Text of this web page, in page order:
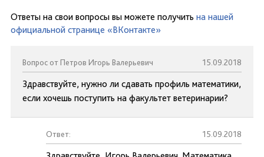
Ответы на свои вопросы вы можете получить на нашей
официальной странице «ВКонтакте»
Вопрос от Петров Игорь Валерьевич 15.09.2018
Здравствуйте, нужно ли сдавать профиль математики,
если хочешь поступить на факультет ветеринарии?
Ответ: 15.09.2018